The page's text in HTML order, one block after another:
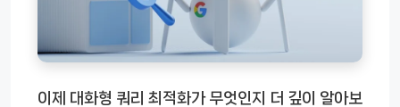
이제 대화형 쿼리 최적화가 무엇인지 더 깊이 알아보